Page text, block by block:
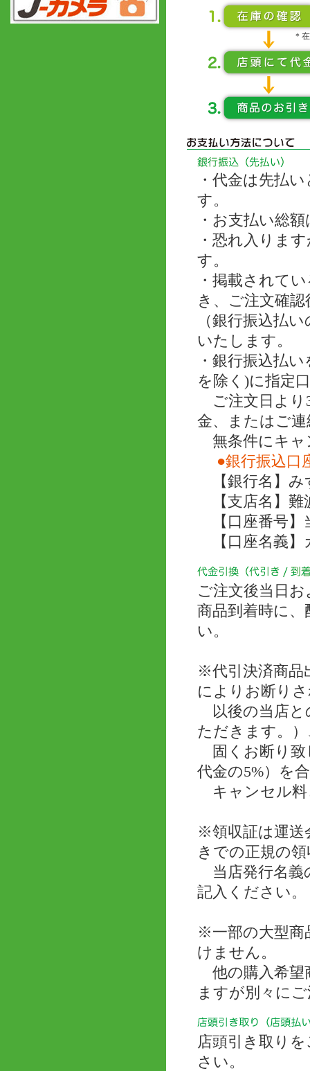
＊
・代金は先払
す。
・お支払い総
・恐れ入りま
す。
・掲載されて
き、ご注文確認
（銀行振込払
いたします。
・銀行振込払
を除く)に指定
ご注文日より
金、またはご
無条件にキャ
●銀行振込口
【銀行名】み
【支店名】難
【口座番号】
【口座名義】
ご注文後当日
商品到着時に
い。
※代引決済商品
によりお断り
以後の当店と
ただきます。
固くお断り致
代金の5%）を
キャンセル料
※領収証は運送
きでの正規の
当店発行名義
記入ください
※一部の大型商
けません。
他の購入希望
ますが別々に
店頭引き取り
さい。